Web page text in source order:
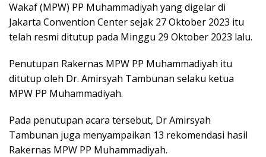
Wakaf (MPW) PP Muhammadiyah yang digelar di
Jakarta Convention Center sejak 27 Oktober 2023 itu
telah resmi ditutup pada Minggu 29 Oktober 2023 lalu.
Penutupan Rakernas MPW PP Muhammadiyah itu
ditutup oleh Dr. Amirsyah Tambunan selaku ketua
MPW PP Muhammadiyah.
Pada penutupan acara tersebut, Dr Amirsyah
Tambunan juga menyampaikan 13 rekomendasi hasil
Rakernas MPW PP Muhammadiyah.